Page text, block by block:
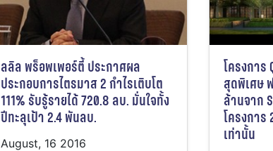
ลลิล พร็อพเพอร์ตี้ ประกาศผล
ประกอบการไตรมาส 2 กำไรเติบโต
111% รับรู้รายได้ 720.8 ลบ. มั่นใจทั้ง
ปีทะลุเป้า 2.4 พันลบ.
August, 16 2016
โครงการ
สุดพิเศษ
ล้านจาก
โครงกา
เท่านั้น